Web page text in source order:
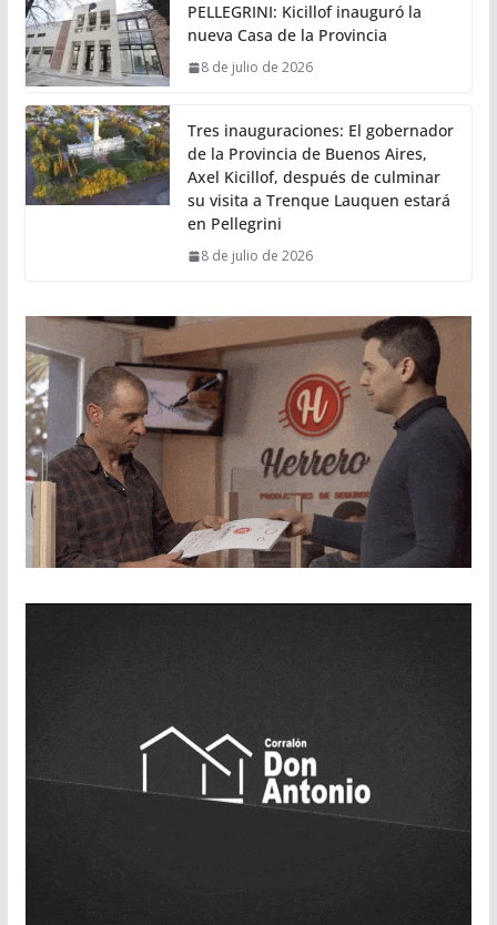
PELLEGRINI: Kicillof inauguró la
nueva Casa de la Provincia
8 de julio de 2026
Tres inauguraciones: El gobernador
de la Provincia de Buenos Aires,
Axel Kicillof, después de culminar
su visita a Trenque Lauquen estará
en Pellegrini
8 de julio de 2026